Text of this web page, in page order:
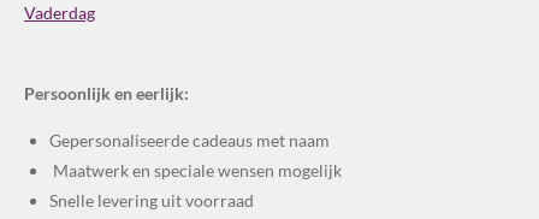
Vaderdag
Persoonlijk en eerlijk:
Gepersonaliseerde cadeaus met naam
Maatwerk en speciale wensen mogelijk
Snelle levering uit voorraad